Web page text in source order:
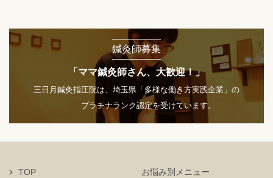
鍼灸師募集
「ママ鍼灸師さん、大歓迎！」
三日月鍼灸指圧院は、埼玉県「多様な働き方実践企業」の
プラチナランク認定を受けています。
TOP お悩み別メニュー